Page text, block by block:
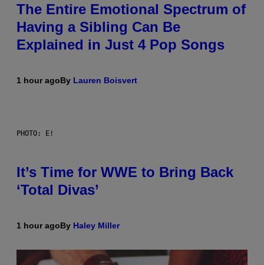
The Entire Emotional Spectrum of
Having a Sibling Can Be
Explained in Just 4 Pop Songs
1 hour agoBy Lauren Boisvert
PHOTO: E!
It’s Time for WWE to Bring Back
‘Total Divas’
1 hour agoBy Haley Miller